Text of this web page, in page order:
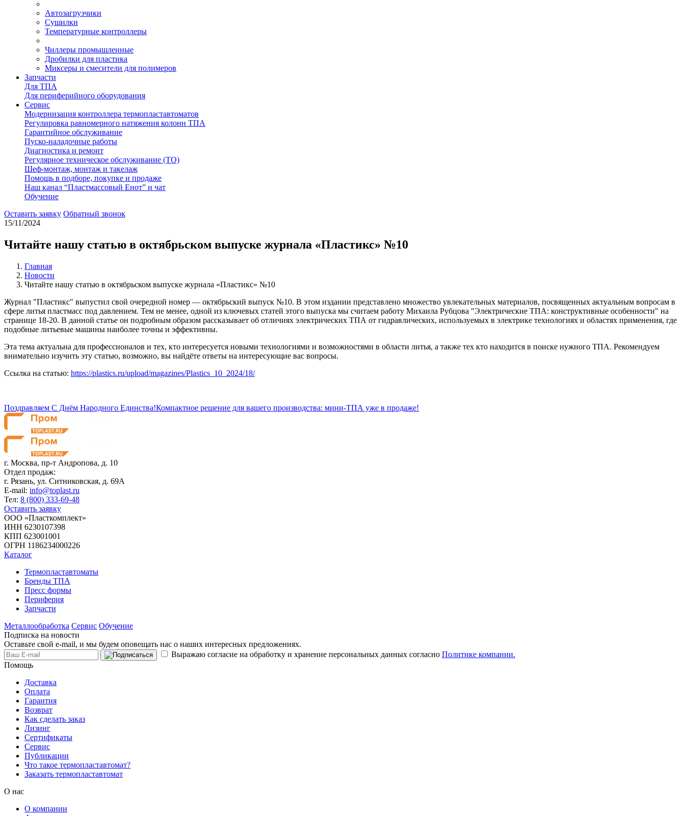
Автозагрузчики
Сушилки
Температурные контроллеры
Чиллеры промышленные
Дробилки для пластика
Миксеры и смесители для полимеров
Запчасти
Для ТПА
Для периферийного оборудования
Сервис
Модернизация контроллера термопластавтоматов
Регулировка равномерного натяжения колонн ТПА
Гарантийное обслуживание
Пуско-наладочные работы
Диагностика и ремонт
Регулярное техническое обслуживание (ТО)
Шеф-монтаж, монтаж и такелаж
Помощь в подборе, покупке и продаже
Наш канал “Пластмассовый Енот” и чат
Обучение
Оставить заявку Обратный звонок
15/11/2024
Читайте нашу статью в октябрьском выпуске журнала «Пластикс» №10
Главная
Новости
Читайте нашу статью в октябрьском выпуске журнала «Пластикс» №10
Журнал "Пластикс" выпустил свой очередной номер — октябрьский выпуск №10. В этом издании представлено множество увлекательных материалов, посвященных актуальным вопросам в
сфере литья пластмасс под давлением. Тем не менее, одной из ключевых статей этого выпуска мы считаем работу Михаила Рубцова "Электрические ТПА: конструктивные особенности" на
странице 18-20. В данной статье он подробным образом рассказывает об отличиях электрических ТПА от гидравлических, используемых в электрике технологиях и областях применения, где
подобные литьевые машины наиболее точны и эффективны.
Эта тема актуальна для профессионалов и тех, кто интересуется новыми технологиями и возможностями в области литья, а также тех кто находится в поиске нужного ТПА. Рекомендуем
внимательно изучить эту статью, возможно, вы найдёте ответы на интересующие вас вопросы.
Ссылка на статью: https://plastics.ru/upload/magazines/Plastics_10_2024/18/
Поздравляем С Днём Народного Единства!Компактное решение для вашего производства: мини-ТПА уже в продаже!
г. Москва, пр-т Андропова, д. 10
Отдел продаж:
г. Рязань, ул. Ситниковская, д. 69А
E-mail: info@toplast.ru
Тел: 8 (800) 333-69-48
Оставить заявку
ООО «Пласткомплект»
ИНН 6230107398
КПП 623001001
ОГРН 1186234000226
Каталог
Термопластавтоматы
Бренды ТПА
Пресс формы
Периферия
Запчасти
Металлообработка Сервис Обучение
Подписка на новости
Оставьте свой e-mail, и мы будем оповещать нас о наших интересных предложениях.
Выражаю согласие на обработку и хранение персональных данных согласно Политике компании.
Помощь
Доставка
Оплата
Гарантия
Возврат
Как сделать заказ
Лизинг
Сертификаты
Сервис
Публикации
Что такое термопластавтомат?
Заказать термопластавтомат
О нас
О компании